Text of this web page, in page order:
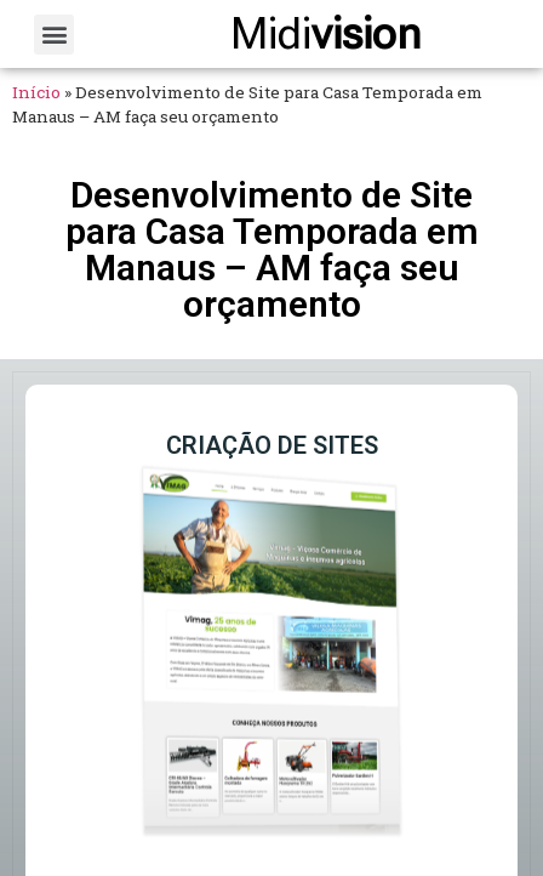
Midivision
Início »Desenvolvimento de Site para Casa Temporada em
Manaus – AM faça seu orçamento
Desenvolvimento de Site
para Casa Temporada em
Manaus – AM faça seu
orçamento
CRIAÇÃO DE SITES